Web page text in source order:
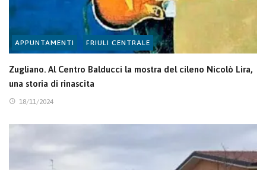
APPUNTAMENTI FRIULI CENTRALE
Zugliano. Al Centro Balducci la mostra del cileno Nicolò Lira,
una storia di rinascita
18/11/2024